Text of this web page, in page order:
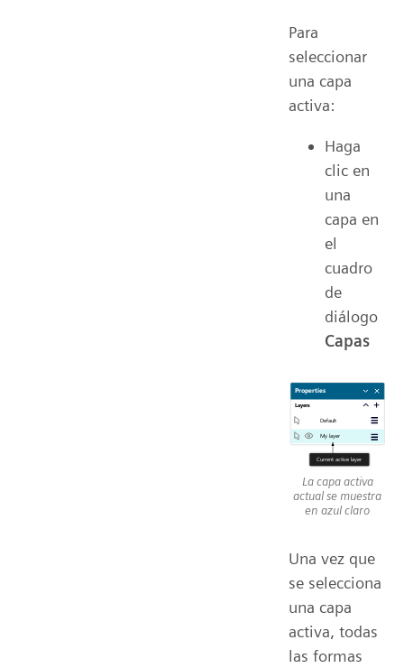
Para
seleccionar
una capa
activa:
Haga
clic en
una
capa en
el
cuadro
de
diálogo
Capas
La capa activa
actual se muestra
en azul claro
Una vez que
se selecciona
una capa
activa, todas
las formas